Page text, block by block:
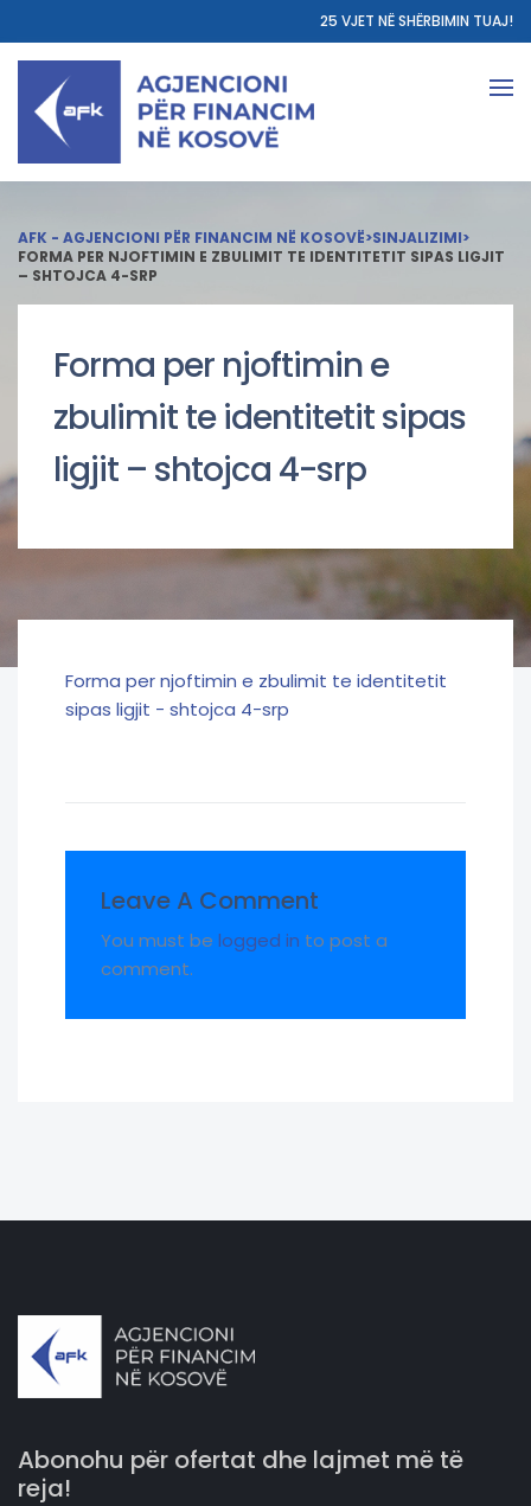
25 VJET NË SHËRBIMIN TUAJ!
AFK - AGJENCIONI PËR FINANCIM NË KOSOVË>SINJALIZIMI>
FORMA PER NJOFTIMIN E ZBULIMIT TE IDENTITETIT SIPAS LIGJIT
– SHTOJCA 4-SRP
Forma per njoftimin e
zbulimit te identitetit sipas
ligjit – shtojca 4-srp
Forma per njoftimin e zbulimit te identitetit
sipas ligjit - shtojca 4-srp
Leave A Comment
You must be logged in to post a
comment.
Abonohu për ofertat dhe lajmet më të
reja!